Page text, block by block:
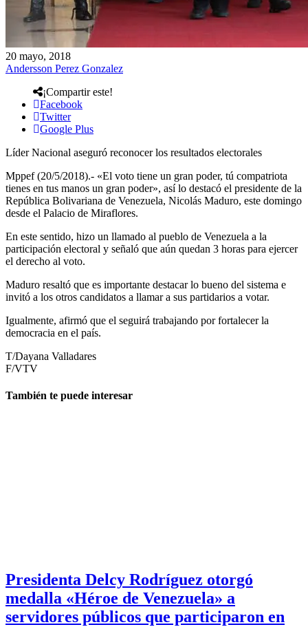
20 mayo, 2018
Andersson Perez Gonzalez
¡Compartir este!
Facebook
Twitter
Google Plus
Líder Nacional aseguró reconocer los resultados electorales
Mppef (20/5/2018).- «El voto tiene un gran poder, tú compatriota
tienes en tus manos un gran poder», así lo destacó el presidente de la
República Bolivariana de Venezuela, Nicolás Maduro, este domingo
desde el Palacio de Miraflores.
En este sentido, hizo un llamado al pueblo de Venezuela a la
participación electoral y señaló que aún quedan 3 horas para ejercer
el derecho al voto.
Maduro resaltó que es importante destacar lo bueno del sistema e
invitó a los otros candidatos a llamar a sus partidarios a votar.
Igualmente, afirmó que el seguirá trabajando por fortalecer la
democracia en el país.
T/Dayana Valladares
F/VTV
También te puede interesar
Presidenta Delcy Rodríguez otorgó
medalla «Héroe de Venezuela» a
servidores públicos que participaron en